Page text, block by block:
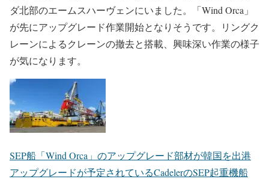
ダ北部のエームスハーヴェンにいました。「Wind Orca」
が先にアップグレード作業開始となりそうです。リングク
レーンによるクレーンの撤去と搭載、興味深い作業の様子
が気になります。
SEP船「Wind Orca」のアップグレード部材が韓国を出港
アップグレードが予定されているCadelerのSEP起重機船